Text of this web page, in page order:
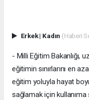
Erkek| Kadın (Haberi
- Milli Eğitim Bakanlığı,
eğitimin sınırlarını en
eğitim yoluyla hayat
sağlamak için